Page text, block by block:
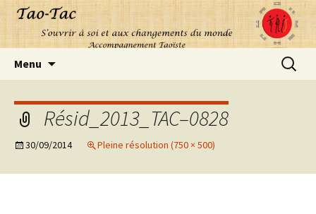
Menu
Résid_2013_TAC–0828
30/09/2014 Pleine résolution (750 × 500)